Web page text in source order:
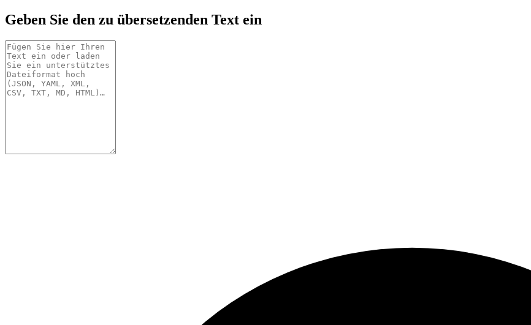
Geben Sie den zu übersetzenden Text ein